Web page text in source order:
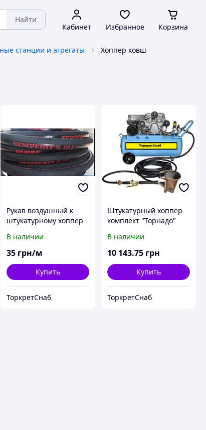
Найти
Кабинет Избранное Корзина
станции и агрегаты Хоппер ковш
Рукав воздушный к
штукатурному хоппер
В наличии
35 грн/м
Купить
ТоркретСнаб
Штукатурный хоппер
комплект "Торнадо"
В наличии
10 143.75 грн
Купить
ТоркретСнаб